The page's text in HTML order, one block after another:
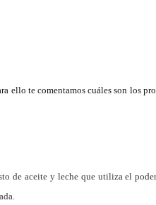
ello te comentamos cuáles son los
de aceite y leche que utiliza el